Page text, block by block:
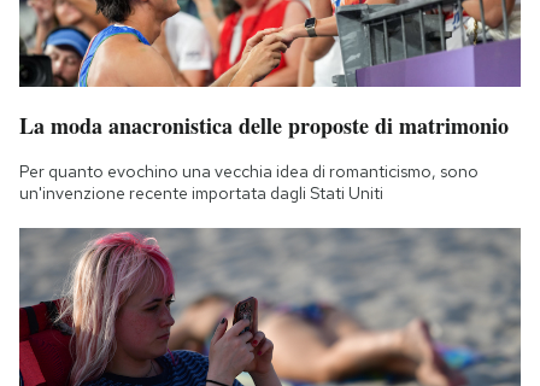
La moda anacronistica delle proposte di matrimonio
Per quanto evochino una vecchia idea di romanticismo, sono
un'invenzione recente importata dagli Stati Uniti